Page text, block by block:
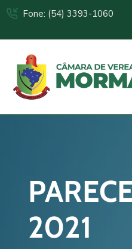
Fone: (54) 3393-1060
2021